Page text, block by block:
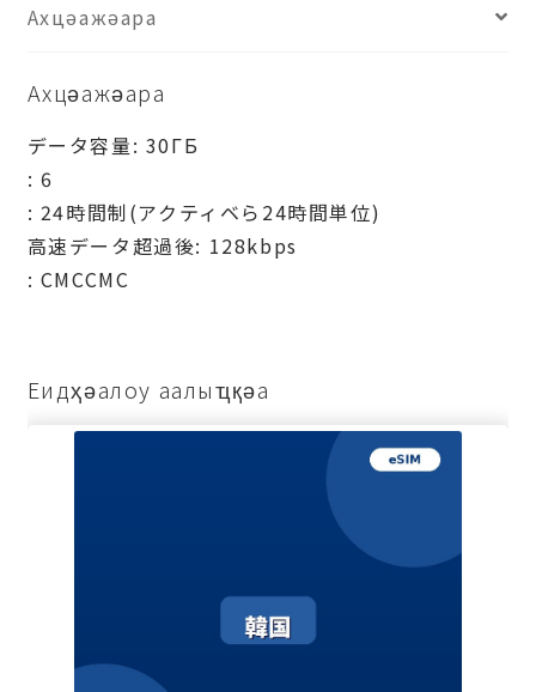
Ахцәажәара
Ахцәажәара
データ容量: 30ГБ
: 6
: 24時間制(アクティベら24時間単位)
高速データ超過後: 128kbps
: СМССМС
Еидҳәалоу аалыҵқәа